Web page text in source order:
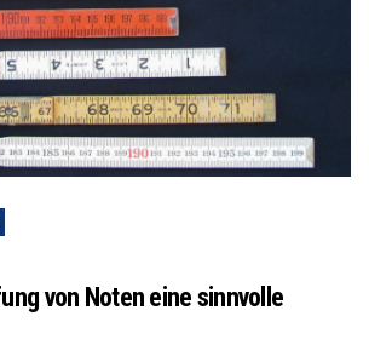
von Noten eine sinnvolle